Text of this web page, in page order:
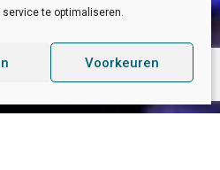
te optimaliseren.
Voorkeuren